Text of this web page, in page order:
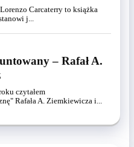
Carcaterry to książka
j...
– Rafał A.
czytałem
Rafała A. Ziemkiewicza i...